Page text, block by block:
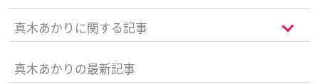
真木あかりに関する記事
真木あかりの最新記事